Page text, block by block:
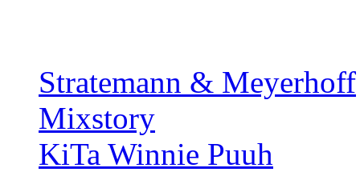
Stratemann & Meyerhoff
Mixstory
KiTa Winnie Puuh